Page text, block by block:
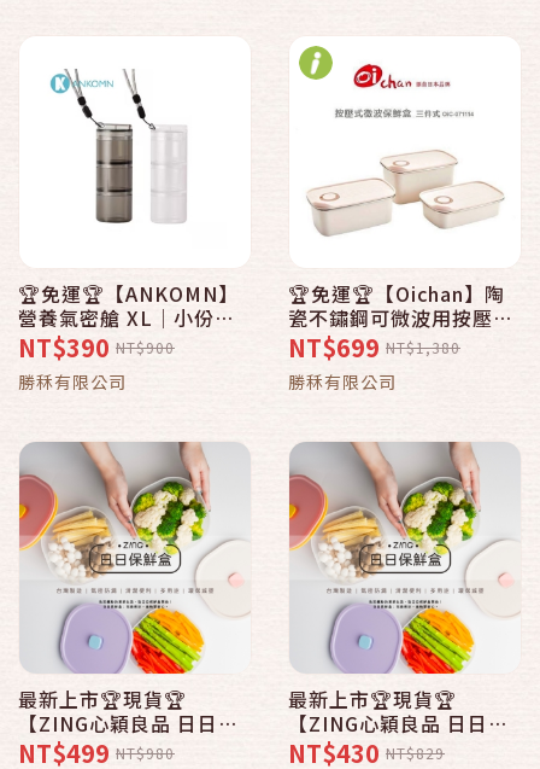
🏆免運🏆【ANKOMN】
營養氣密艙 XL│小份量
食品保鮮分裝、小物收納
NT$390 NT$900
勝秝有限公司
🏆免運🏆【Oichan】陶
瓷不鏽鋼可微波用按壓三
入(700mlx1＋1100mlx1
＋1400mlx1)保鮮盒
NT$699 NT$1,380
勝秝有限公司
最新上市🏆現貨🏆
【ZING心穎良品 日日保
鮮盒 1000ml 】密封 防漏
NT$499 NT$980
最新上市🏆現貨🏆
【ZING心穎良品 日日保
鮮盒 500ml 】密封 防漏
NT$430 NT$829